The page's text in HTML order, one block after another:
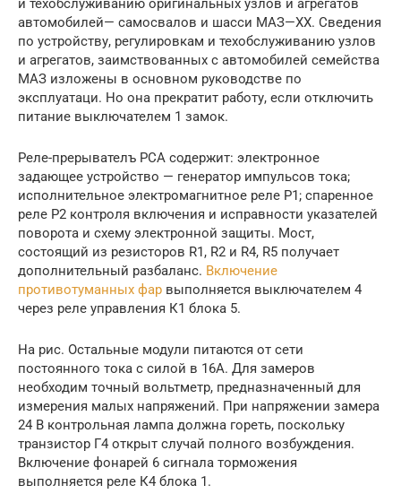
и техобслуживанию оригинальных узлов и агрегатов
автомобилей— самосвалов и шасси МАЗ—ХХ. Сведения
по устройству, регулировкам и техобслуживанию узлов
и агрегатов, заимствованных с автомобилей семейства
МАЗ изложены в основном руководстве по
эксплуатаци. Но она прекратит работу, если отключить
питание выключателем 1 замок.
Реле-прерывателъ РСА содержит: электронное
задающее устройство — генератор импульсов тока;
исполнительное электромагнитное реле Р1; спаренное
реле Р2 контроля включения и исправности указателей
поворота и схему электронной защиты. Мост,
состоящий из резисторов R1, R2 и R4, R5 получает
дополнительный разбаланс. Включение
противотуманных фар выполняется выключателем 4
через реле управления К1 блока 5.
На рис. Остальные модули питаются от сети
постоянного тока с силой в 16А. Для замеров
необходим точный вольтметр, предназначенный для
измерения малых напряжений. При напряжении замера
24 В контрольная лампа должна гореть, поскольку
транзистор Г4 открыт случай полного возбуждения.
Включение фонарей 6 сигнала торможения
выполняется реле К4 блока 1.